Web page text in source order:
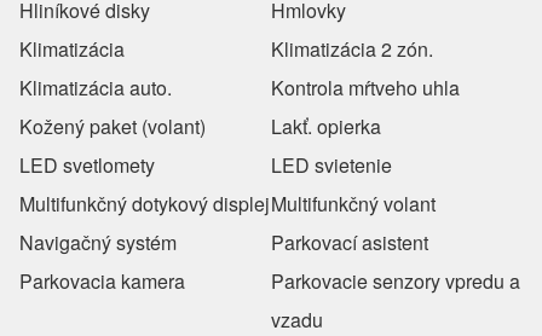
Hliníkové disky
Hmlovky
Klimatizácia
Klimatizácia 2 zón.
Klimatizácia auto.
Kontrola mŕtveho uhla
Kožený paket (volant)
Lakť. opierka
LED svetlomety
LED svietenie
Multifunkčný dotykový displejMultifunkčný volant
Navigačný systém
Parkovací asistent
Parkovacia kamera
Parkovacie senzory vpredu a
vzadu